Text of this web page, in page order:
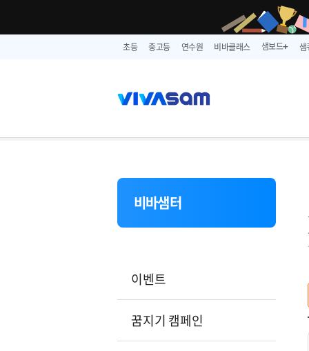
초등 중고등 연수원 비바클래스 샘보드➕
비바샘터
이벤트
꿈지기 캠페인